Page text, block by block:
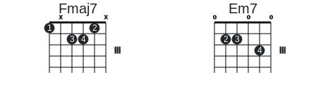
Fmaj7
1
x
3 4
2
x
Em7
o
2 3
o
4
o